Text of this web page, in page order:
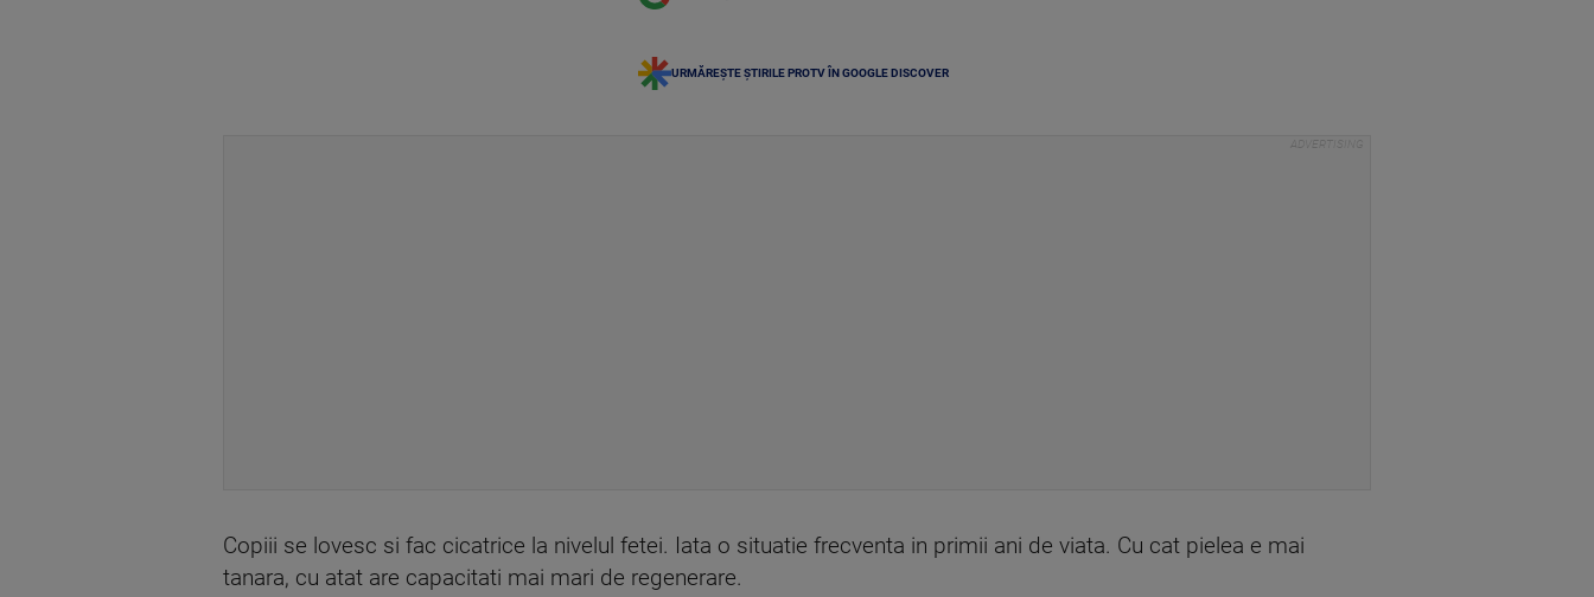
URMĂREȘTE ȘTIRILE PROTV ÎN GOOGLE DISCOVER
Copiii se lovesc si fac cicatrice la nivelul fetei. Iata o situatie frecventa in primii ani de viata. Cu cat pielea e mai
tanara, cu atat are capacitati mai mari de regenerare.